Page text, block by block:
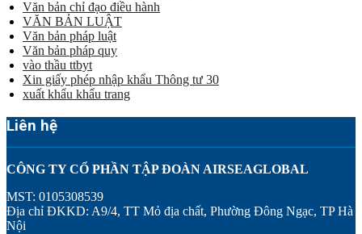
Văn bản chỉ đạo điều hành
VĂN BẢN LUẬT
Văn bản pháp luật
Văn bản pháp quy
vào thầu ttbyt
Xin giấy phép nhập khẩu Thông tư 30
xuất khẩu khẩu trang
Liên hệ
CÔNG TY CỔ PHẦN TẬP ĐOÀN AIRSEAGLOBAL
MST: 0105308539
Địa chỉ ĐKKD: A9/4, TT Mỏ địa chất, Phường Đông Ngạc, TP Hà
Nội